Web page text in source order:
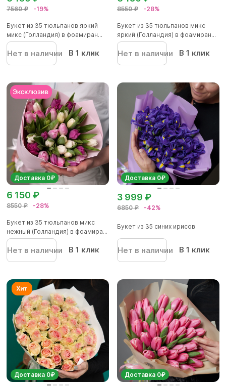
7560 ₽ -19%
Букет из 35 тюльпанов яркий
микс (Голландия) в фоамиран...
Нет в наличии В 1 клик
8550 ₽ -28%
Букет из 35 тюльпанов микс
яркий (Голландия) в фоамиран...
Нет в наличии В 1 клик
Доставка 0₽
8550 ₽ -28%
6 150 ₽
Букет из 35 тюльпанов микс
нежный (Голландия) в фоамира...
Нет в наличии В 1 клик
Доставка 0₽
6850 ₽ -42%
3 999 ₽
Букет из 35 синих ирисов
Нет в наличии В 1 клик
Доставка 0₽ Доставка 0₽